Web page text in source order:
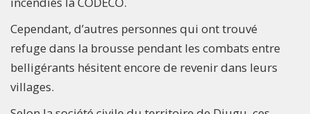
Cependant, d’autres personnes qui ont trouvé
refuge dans la brousse pendant les combats entre
belligérants hésitent encore de revenir dans leurs
villages.